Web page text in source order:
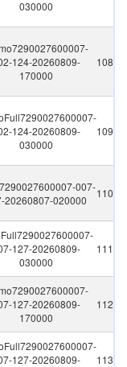
030000
124-20260809-
170000
108
124-20260809-
030000
109
007-
20260807-020000
110
127-20260809-
030000
111
127-20260809-
170000
112
127-20260809-
113